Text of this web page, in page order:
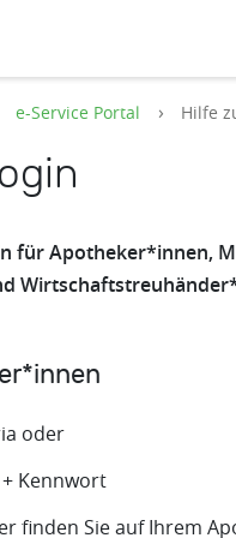
e-Service Portal Hilfe
für Apotheker*innen,
oder
Kennwort
finden Sie auf Ihrem